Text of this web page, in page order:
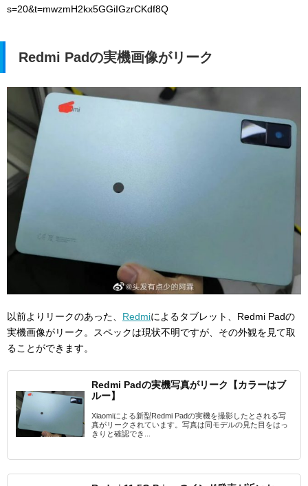
s=20&t=mwzmH2kx5GGiIGzrCKdf8Q
Redmi Padの実機画像がリーク
以前よりリークのあった、 Redmiによるタブレット、Redmi Padの
実機画像がリーク。スペックは現状不明ですが、その外観を見て取
ることができます。
Redmi Padの実機写真がリーク【カラーはブ
ルー】
Xiaomiによる新型Redmi Padの実機を撮影したとされる写
真がリークされています。写真は同モデルの見た目をはっ
きりと確認でき...